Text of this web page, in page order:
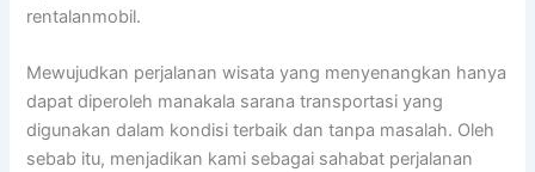
rentalanmobil.
Mewujudkan perjalanan wisata yang menyenangkan hanya
dapat diperoleh manakala sarana transportasi yang
digunakan dalam kondisi terbaik dan tanpa masalah. Oleh
sebab itu, menjadikan kami sebagai sahabat perjalanan